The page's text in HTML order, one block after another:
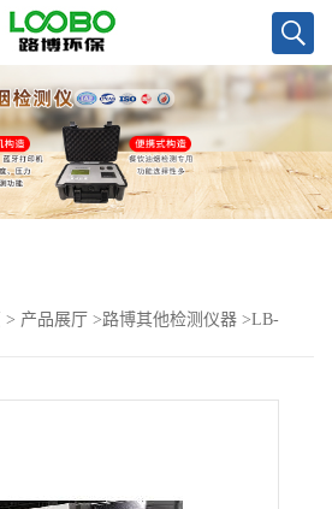
> 产品展厅 >路博其他检测仪器 >LB-